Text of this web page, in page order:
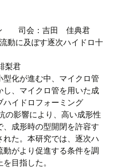
ン 司会：吉田 佳典君
動に及ぼす逐次ハイドロ十
梨君
化が進む中、マイクロ管
、マイクロ管を用いた成
ハイドロフォーミング
の影響により、高い成形性
成形時の型開閉を許容す
た。本研究では、逐次ハ
がより促進する条件を調
目指した。